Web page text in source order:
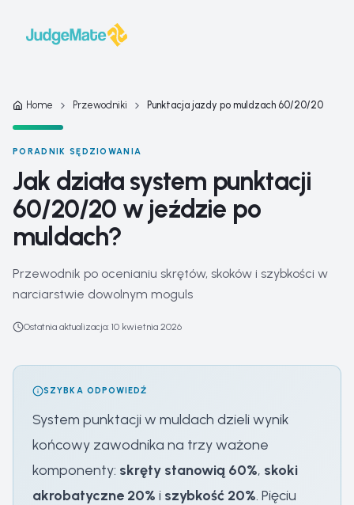
Home Przewodniki Punktacja jazdy po muldzach 60/20/20
PORADNIK SĘDZIOWANIA
Jak działa system punktacji
60/20/20 w jeździe po
muldach?
Przewodnik po ocenianiu skrętów, skoków i szybkości w
narciarstwie dowolnym moguls
Ostatnia aktualizacja: 10 kwietnia 2026
SZYBKA ODPOWIEDŹ
System punktacji w muldach dzieli wynik
końcowy zawodnika na trzy ważone
komponenty: skręty stanowią 60%, skoki
akrobatyczne 20% i szybkość 20%. Pięciu